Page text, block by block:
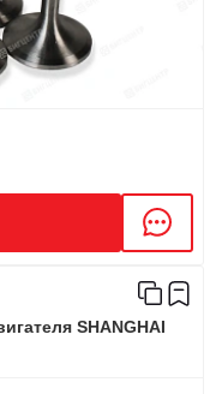
SHANGHAI